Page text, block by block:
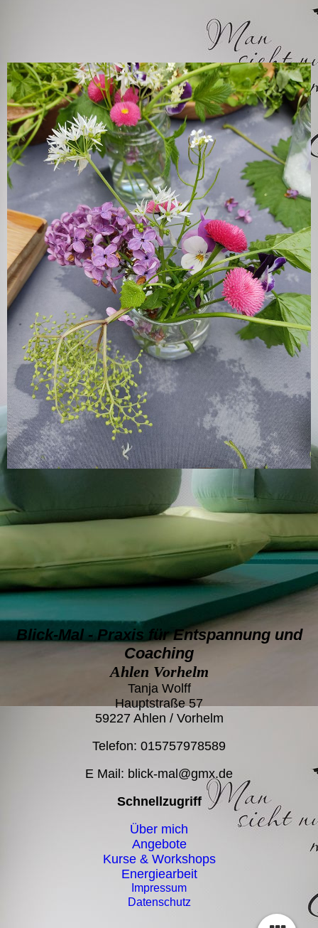
Blick-Mal - Praxis für Entspannung und
Coaching
Ahlen Vorhelm
Tanja Wolff
Hauptstraße 57
59227 Ahlen / Vorhelm
Telefon: 015757978589
E Mail: blick-mal@gmx.de
Schnellzugriff
Über mich
Angebote
Kurse & Workshops
Energiearbeit
Impressum
Datenschutz